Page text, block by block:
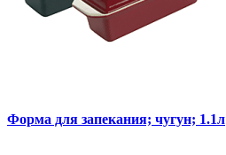
Форма для запекания; чугун; 1.1л